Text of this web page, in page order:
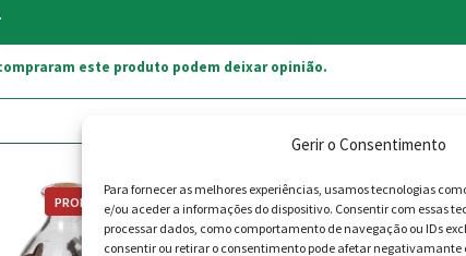
Gerir o Consentimento
Para fornecer as melhores experiências, usamos tecnologias
e/ou aceder a informações do dispositivo. Consentir com essas
processar dados, como comportamento de navegação ou IDs
consentir ou retirar o consentimento pode afetar negativamante
este produto podem deixar opinião.
PROMOÇÃO -16%